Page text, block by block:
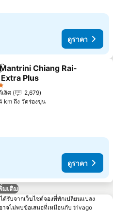
ดูราคา
พิ่มในรายการโปรด
Chiang Rai-
Plus
เลิศ
2,679
km ถึง วัดร่องขุ่น
ดูราคา
มเติม
ด้รับจากเว็บไซต์จองที่พักเปลี่ยนแปลง
จไม่พบข้อเสนอที่เหมือนกับ trivago